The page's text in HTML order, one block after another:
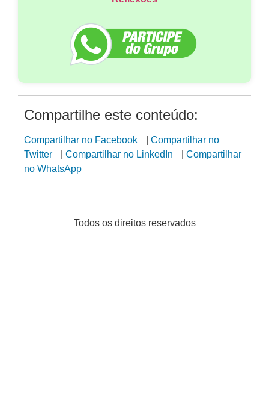
Compartilhe este conteúdo:
Compartilhar no Facebook | Compartilhar no
Twitter
| Compartilhar no LinkedIn | Compartilhar
no WhatsApp
Todos os direitos reservados